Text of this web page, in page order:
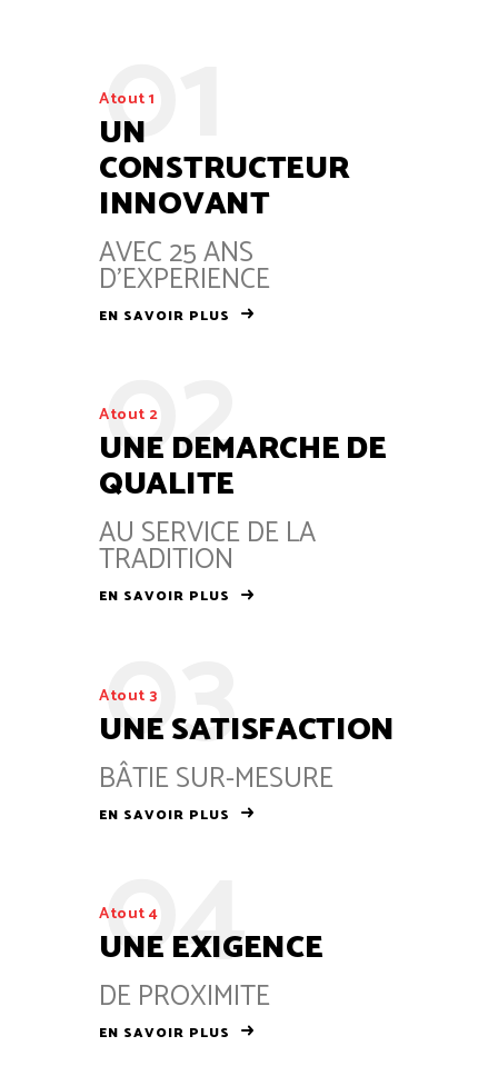
01
Atout 1
UN
CONSTRUCTEUR
INNOVANT
AVEC 25 ANS
D’EXPERIENCE
EN SAVOIR PLUS
02
Atout 2
UNE DEMARCHE DE
QUALITE
AU SERVICE DE LA
TRADITION
EN SAVOIR PLUS
03
Atout 3
UNE SATISFACTION
BÂTIE SUR-MESURE
EN SAVOIR PLUS
04
Atout 4
UNE EXIGENCE
DE PROXIMITE
EN SAVOIR PLUS